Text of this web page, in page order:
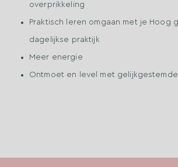
overprikkeling
Praktisch leren omgaan met je Hoog
dagelijkse praktijk
Meer energie
Ontmoet en level met